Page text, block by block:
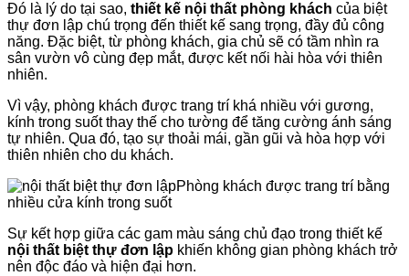
Đó là lý do tại sao, thiết kế nội thất phòng khách của biệt
thự đơn lập chú trọng đến thiết kế sang trọng, đầy đủ công
năng. Đặc biệt, từ phòng khách, gia chủ sẽ có tầm nhìn ra
sân vườn vô cùng đẹp mắt, được kết nối hài hòa với thiên
nhiên.
Vì vậy, phòng khách được trang trí khá nhiều với gương,
kính trong suốt thay thế cho tường để tăng cường ánh sáng
tự nhiên. Qua đó, tạo sự thoải mái, gần gũi và hòa hợp với
thiên nhiên cho du khách.
Phòng khách được trang trí bằng
nhiều cửa kính trong suốt
Sự kết hợp giữa các gam màu sáng chủ đạo trong thiết kế
nội thất biệt thự đơn lập khiến không gian phòng khách trở
nên độc đáo và hiện đại hơn.